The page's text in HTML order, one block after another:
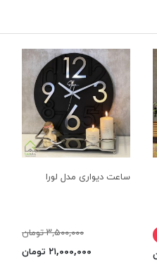
ساعت دیواری مدل لورا
۳,۵۰۰,۰۰۰ تومان
۲۱,۰۰۰,۰۰۰ تومان